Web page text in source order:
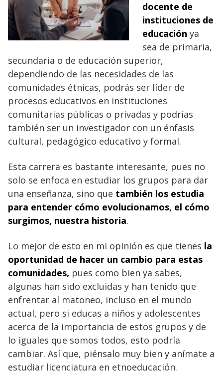
docente de
instituciones de
educación ya
sea de primaria,
secundaria o de educación superior,
dependiendo de las necesidades de las
comunidades étnicas, podrás ser líder de
procesos educativos en instituciones
comunitarias públicas o privadas y podrías
también ser un investigador con un énfasis
cultural, pedagógico educativo y formal.
Esta carrera es bastante interesante, pues no
solo se enfoca en estudiar los grupos para dar
una enseñanza, sino que también los estudia
para entender cómo evolucionamos, el cómo
surgimos, nuestra historia.
Lo mejor de esto en mi opinión es que tienes la
oportunidad de hacer un cambio para estas
comunidades, pues como bien ya sabes,
algunas han sido excluidas y han tenido que
enfrentar al matoneo, incluso en el mundo
actual, pero si educas a niños y adolescentes
acerca de la importancia de estos grupos y de
lo iguales que somos todos, esto podría
cambiar. Así que, piénsalo muy bien y anímate a
estudiar licenciatura en etnoeducación.